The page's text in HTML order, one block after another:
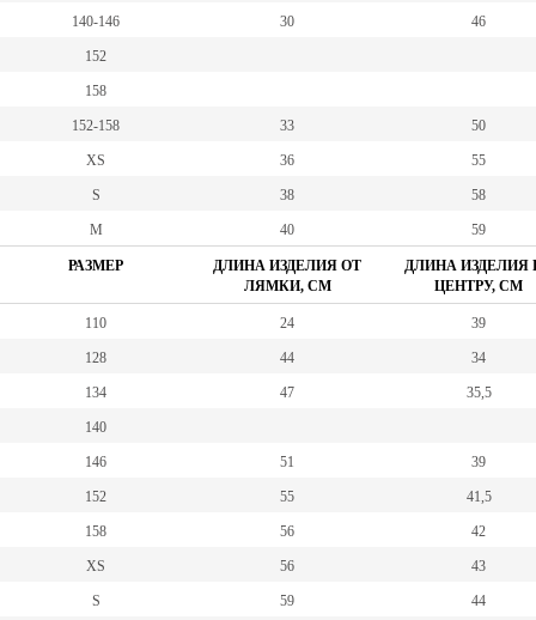
140-146 30 46
152
158
152-158 33 50
XS 36 55
S 38 58
M 40 59
РАЗМЕР
ДЛИНА ИЗДЕЛИЯ ОТ
ЛЯМКИ, СМ
ДЛИНА ИЗДЕЛИЯ
ЦЕНТРУ, СМ
110 24 39
128 44 34
134 47 35,5
140
146 51 39
152 55 41,5
158 56 42
XS 56 43
S 59 44